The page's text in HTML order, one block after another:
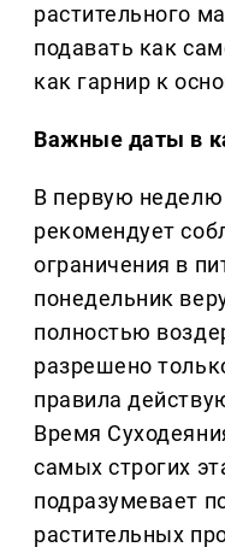
растительного
подавать как
как гарнир к
Важные даты в
В первую неделю
рекомендует
ограничения в
понедельник
полностью
разрешено
правила
Время
самых строгих
подразумевает
растительных